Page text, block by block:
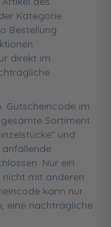
Kategorie
Bestellung
direkt im
Gutscheincode im
Sortiment
und
anfallende
Nur ein
mit anderen
kann nur
eine nachträgliche